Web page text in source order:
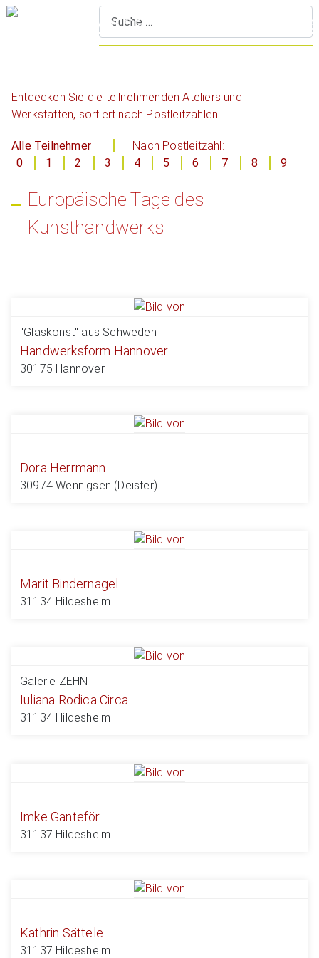
Entdecken Sie die teilnehmenden Ateliers und
Werkstätten, sortiert nach Postleitzahlen:
Alle Teilnehmer
Nach Postleitzahl:
0
1 2 3 4 5 6 7 8 9
Europäische Tage des
Kunsthandwerks
"Glaskonst" aus Schweden
Handwerksform Hannover
30175 Hannover
Dora Herrmann
30974 Wennigsen (Deister)
Marit Bindernagel
31134 Hildesheim
Galerie ZEHN
Iuliana Rodica Circa
31134 Hildesheim
Imke Ganteför
31137 Hildesheim
Kathrin Sättele
31137 Hildesheim